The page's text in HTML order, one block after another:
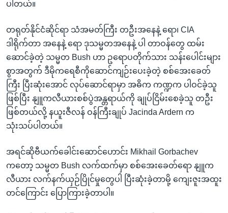
ပါတယ်။
တရုတ်နိုင်ငံဆိုင်ရာ သံအမတ်ကြီး တဦးအနေနဲ့ ရော၊ CIA
ဒါရိုက်တာ အနေနဲ့ ရော ဒုသမ္မတအနေနဲ့ ပါ တာဝန်တွေ ထမ်း
ဆောင်ခဲ့တဲ့ သမ္မတ Bush ဟာ ဥရောပတိုက်သား သန်းပေါင်းများ
စွာအတွက် ဒီမိုကရေစီကိုဆောင်ကျဉ်းပေးခဲ့တဲ့ စစ်အေးခေတ်
ကြီး ပြီးဆုံးအောင် လုပ်ဆောင်ရာမှာ အဓိက ကဏ္ဍက ပါဝင်ခဲ့သူ
ဖြစ်ပြီး နျူကလီယားစစ်ပွဲအန္တရာယ်ကို ချုပ်ငြိမ်းစေခဲ့သူ တဦး
ဖြစ်တယ်လို့ နယူးဇီလန် ဝန်ကြီးချုပ် Jacinda Ardern က
သုံးသပ်ပါတယ်။
အရင်ဆိုဗီယက်ခေါင်းဆောင်ဟောင်း Mikhail Gorbachev
ကတော့ သမ္မတ Bush လက်ထက်မှာ စစ်အေးခေတ်ရော နျူက
လီယား လက်နက်ယှဉ်ပြိုင်မှုတွေပါ ပြီးဆုံးခဲ့တာမို့ ကျေးဇူးအထူး
တင်ကြောင်း ပြောကြားခဲ့တာပါ။